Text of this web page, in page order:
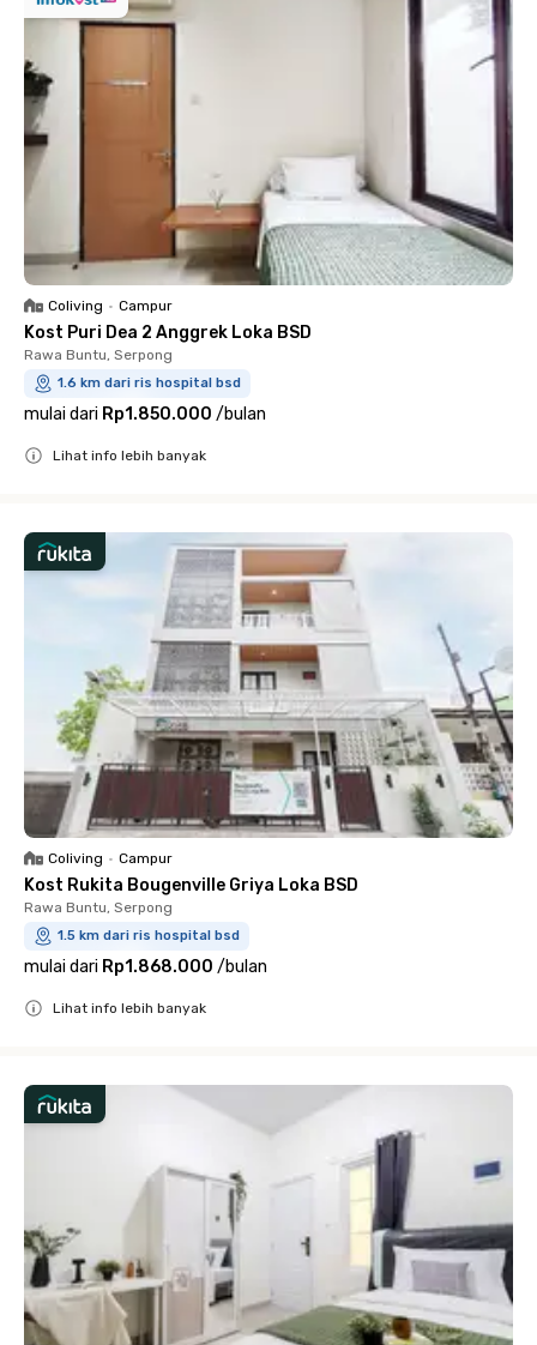
Coliving • Campur
Kost Puri Dea 2 Anggrek Loka BSD
Rawa Buntu, Serpong
1.6 km dari ris hospital bsd
mulai dari Rp1.850.000 /bulan
Lihat info lebih banyak
Coliving • Campur
Kost Rukita Bougenville Griya Loka BSD
Rawa Buntu, Serpong
1.5 km dari ris hospital bsd
mulai dari Rp1.868.000 /bulan
Lihat info lebih banyak